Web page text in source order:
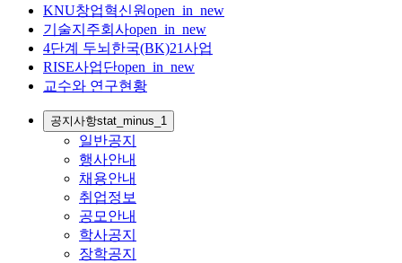
KNU창업혁신원open_in_new
기술지주회사open_in_new
4단계 두뇌한국(BK)21사업
RISE사업단open_in_new
교수와 연구현황
공지사항stat_minus_1
일반공지
행사안내
채용안내
취업정보
공모안내
학사공지
장학공지